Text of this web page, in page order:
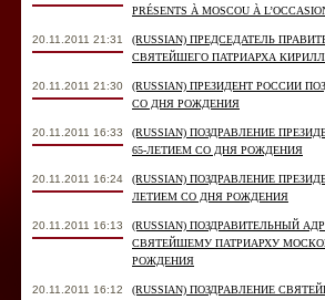
PRÉSENTS À MOSCOU À
20.11.2011 21:31
(RUSSIAN) ПРЕДСЕДАТЕЛЬ
СВЯТЕЙШЕГО ПАТРИАРХА
20.11.2011 21:30
(RUSSIAN) ПРЕЗИДЕНТ РОССИИ
СО ДНЯ РОЖДЕНИЯ
20.11.2011 16:33
(RUSSIAN) ПОЗДРАВЛЕНИЕ
65-ЛЕТИЕМ СО ДНЯ РОЖДЕНИЯ
20.11.2011 16:24
(RUSSIAN) ПОЗДРАВЛЕНИЕ
ЛЕТИЕМ СО ДНЯ РОЖДЕНИЯ
20.11.2011 16:13
(RUSSIAN) ПОЗДРАВИТЕЛЬНЫЙ
СВЯТЕЙШЕМУ ПАТРИАРХУ
РОЖДЕНИЯ
20.11.2011 16:12
(RUSSIAN) ПОЗДРАВЛЕНИЕ